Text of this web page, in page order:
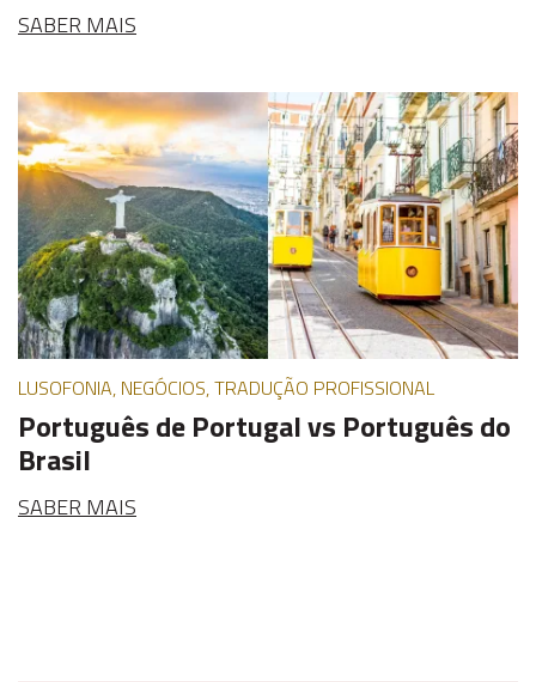
SABER MAIS
LUSOFONIA, NEGÓCIOS, TRADUÇÃO PROFISSIONAL
Português de Portugal vs Português do
Brasil
SABER MAIS